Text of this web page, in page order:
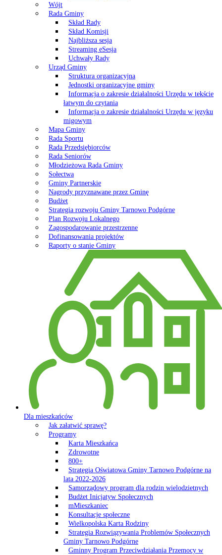
Wójt
Rada Gminy
Skład Rady
Skład Komisji
Najbliższa sesja
Streaming eSesja
Uchwały Rady
Urząd Gminy
Struktura organizacyjna
Jednostki organizacyjne gminy
Informacja o zakresie działalności Urzędu w tekście
łatwym do czytania
Informacja o zakresie działalności Urzędu w języku
migowym
Mapa Gminy
Rada Sportu
Rada Przedsiębiorców
Rada Seniorów
Młodzieżowa Rada Gminy
Sołectwa
Gminy Partnerskie
Nagrody przyznawane przez Gminę
Budżet
Strategia rozwoju Gminy Tarnowo Podgórne
Plan Rozwoju Lokalnego
Zagospodarowanie przestrzenne
Dofinansowania projektów
Raporty o stanie Gminy
Dla mieszkańców
Jak załatwić sprawę?
Programy
Karta Mieszkańca
Zdrowotne
800+
Strategia Oświatowa Gminy Tarnowo Podgórne na
lata 2022-2026
Samorządowy program dla rodzin wielodzietnych
Budżet Inicjatyw Społecznych
mMieszkaniec
Konsultacje społeczne
Wielkopolska Karta Rodziny
Strategia Rozwiązywania Problemów Społecznych
Gminy Tarnowo Podgórne
Gminny Program Przeciwdziałania Przemocy w